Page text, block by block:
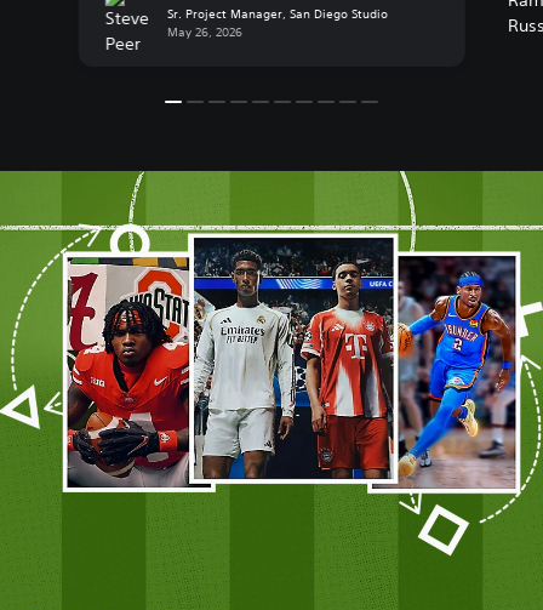
whole new […]Sr. Project Manager, San Diego Studio
May 26, 2026